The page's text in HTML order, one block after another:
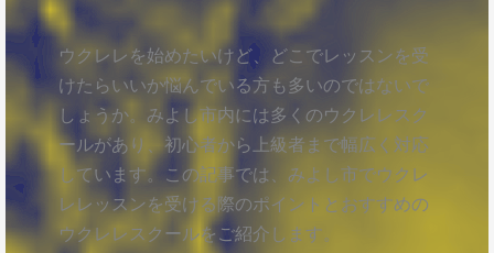
ウクレレを始めたいけど、どこでレッスンを受
けたらいいか悩んでいる方も多いのではないで
しょうか。みよし市内には多くのウクレレスク
ールがあり、初心者から上級者まで幅広く対応
しています。この記事では、みよし市でウクレ
レレッスンを受ける際のポイントとおすすめの
ウクレレスクールをご紹介します。